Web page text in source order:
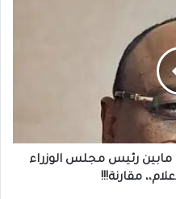
مابين رئيس مجلس الوزراء
مقارنة!!!